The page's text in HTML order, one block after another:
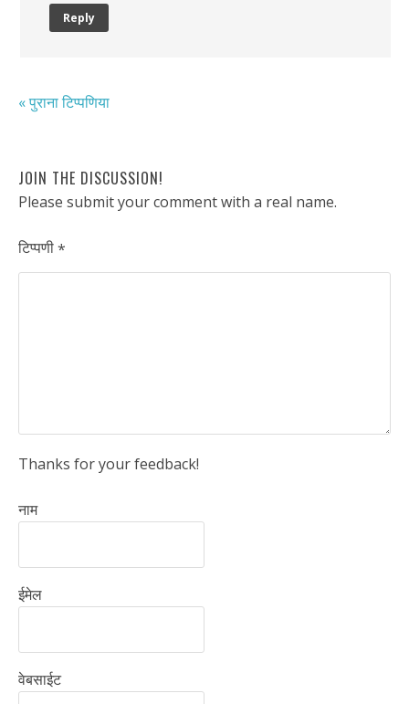
Reply
« पुराना टिप्पणिया
JOIN THE DISCUSSION!
Please submit your comment with a real name.
टिप्पणी*
Thanks for your feedback!
नाम
ईमेल
वेबसाईट